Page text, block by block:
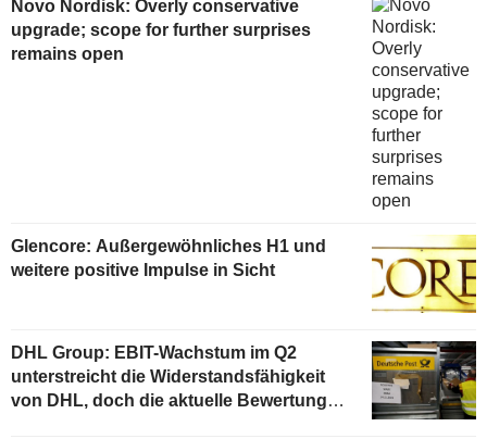
Novo Nordisk: Overly conservative
upgrade; scope for further surprises
remains open
Glencore: Außergewöhnliches H1 und
weitere positive Impulse in Sicht
DHL Group: EBIT-Wachstum im Q2
unterstreicht die Widerstandsfähigkeit
von DHL, doch die aktuelle Bewertung